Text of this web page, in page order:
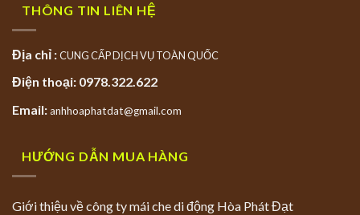
THÔNG TIN LIÊN HỆ
Địa chỉ :CUNG CẤP DỊCH VỤ TOÀN QUỐC
Điện thoại: 0978.322.622
Email:anhhoaphatdat@gmail.com
HƯỚNG DẪN MUA HÀNG
Giới thiệu về công ty mái che di động Hòa Phát Đạt